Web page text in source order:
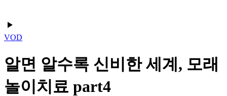
VOD
알면 알수록 신비한 세계, 모래
놀이치료 part4